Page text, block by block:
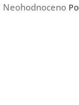
Průměrné
Neohodnoceno